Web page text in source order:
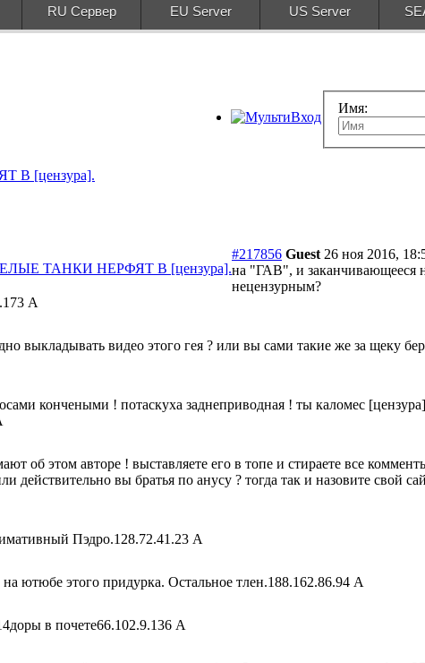
RU Сервер EU Server US Server
Имя:
[цензура].
ТАНКИ НЕРФЯТ В [цензура].
#217856 Guest 26 ноя 2016,
на "ГАВ", и заканчивающееся
нецензурным?
A
выкладывать видео этого гея ? или вы сами такие же за щеку
кончеными ! потаскуха заднеприводная ! ты каломес
об этом авторе ! выставляете его в топе и стираете все
вы братья по анусу ? тогда так и назовите свой
Пэдро.128.72.41.23 A
ютюбе этого придурка. Остальное тлен.188.162.86.94 A
в почете66.102.9.136 A